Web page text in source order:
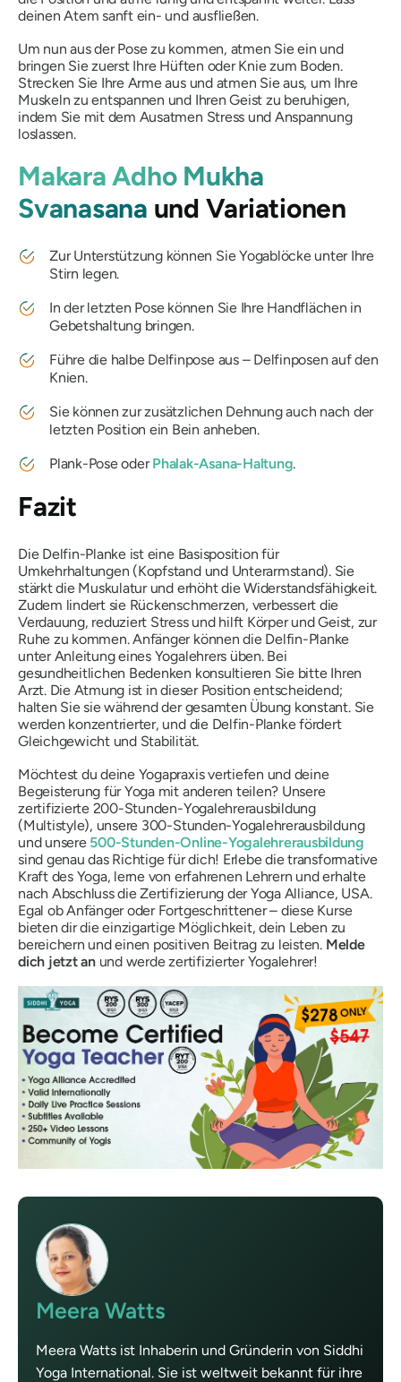
deinen Atem sanft ein- und ausfließen.
Um nun aus der Pose zu kommen, atmen Sie ein und
bringen Sie zuerst Ihre Hüften oder Knie zum Boden.
Strecken Sie Ihre Arme aus und atmen Sie aus, um Ihre
Muskeln zu entspannen und Ihren Geist zu beruhigen,
indem Sie mit dem Ausatmen Stress und Anspannung
loslassen.
Makara Adho Mukha
Svanasana und Variationen
Zur Unterstützung können Sie Yogablöcke unter Ihre
Stirn legen.
In der letzten Pose können Sie Ihre Handflächen in
Gebetshaltung bringen.
Führe die halbe Delfinpose aus – Delfinposen auf den
Knien.
Sie können zur zusätzlichen Dehnung auch nach der
letzten Position ein Bein anheben.
Plank-Pose oderPhalak-Asana-Haltung.
Fazit
Die Delfin-Planke ist eine Basisposition für
Umkehrhaltungen (Kopfstand und Unterarmstand). Sie
stärkt die Muskulatur und erhöht die Widerstandsfähigkeit.
Zudem lindert sie Rückenschmerzen, verbessert die
Verdauung, reduziert Stress und hilft Körper und Geist, zur
Ruhe zu kommen. Anfänger können die Delfin-Planke
unter Anleitung eines Yogalehrers üben. Bei
gesundheitlichen Bedenken konsultieren Sie bitte Ihren
Arzt. Die Atmung ist in dieser Position entscheidend;
halten Sie sie während der gesamten Übung konstant. Sie
werden konzentrierter, und die Delfin-Planke fördert
Gleichgewicht und Stabilität.
Möchtest du deine Yogapraxis vertiefen und deine
Begeisterung für Yoga mit anderen teilen? Unsere
zertifizierte 200-Stunden-Yogalehrerausbildung
(Multistyle), unsere 300-Stunden-Yogalehrerausbildung
und unsere 500-Stunden-Online-Yogalehrerausbildung
sind genau das Richtige für dich! Erlebe die transformative
Kraft des Yoga, lerne von erfahrenen Lehrern und erhalte
nach Abschluss die Zertifizierung der Yoga Alliance, USA.
Egal ob Anfänger oder Fortgeschrittener – diese Kurse
bieten dir die einzigartige Möglichkeit, dein Leben zu
bereichern und einen positiven Beitrag zu leisten. Melde
dich jetzt anund werde zertifizierter Yogalehrer!
Meera Watts
Meera Watts ist Inhaberin und Gründerin von Siddhi
Yoga International. Sie ist weltweit bekannt für ihre